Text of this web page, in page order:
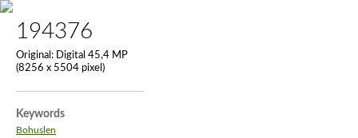
194376
Original: Digital 45,4 MP
(8256 x 5504 pixel)
Keywords
Bohuslen